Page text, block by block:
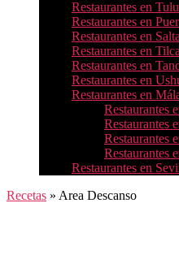
Restaurantes en
Restaurantes en
Restaurantes en Salta
Restaurantes en
Restaurantes en
Restaurantes en
Restaurantes en
Restaurantes
Restaurantes
Restaurantes
Restaurantes
Restaurantes en
Recetas » Area Descanso